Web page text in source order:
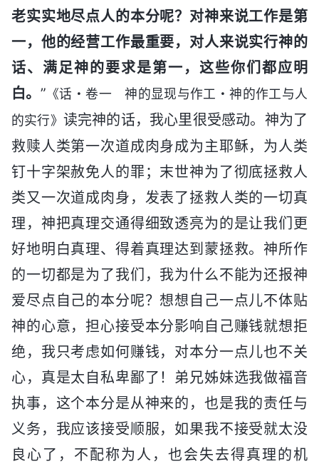
老实实地尽点人的本分呢？对神来说工作是第
一，他的经营工作最重要，对人来说实行神的
话、满足神的要求是第一，这些你们都应明
白。 ” 《话・卷一 神的显现与作工・神的作工与人
的实行》 读完神的话，我心里很受感动。神为了
救赎人类第一次道成肉身成为主耶稣，为人类
钉十字架赦免人的罪；末世神为了彻底拯救人
类又一次道成肉身，发表了拯救人类的一切真
理，神把真理交通得细致透亮为的是让我们更
好地明白真理、得着真理达到蒙拯救。神所作
的一切都是为了我们，我为什么不能为还报神
爱尽点自己的本分呢？想想自己一点儿不体贴
神的心意，担心接受本分影响自己赚钱就想拒
绝，我只考虑如何赚钱，对本分一点儿也不关
心，真是太自私卑鄙了！弟兄姊妹选我做福音
执事，这个本分是从神来的，也是我的责任与
义务，我应该接受顺服，如果我不接受就太没
良心了，不配称为人，也会失去得真理的机